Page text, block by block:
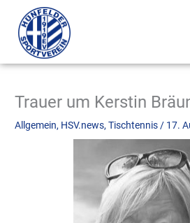
Inhalt
springen
Trauer um Kerstin
Allgemein, HSV.news,Tischtennis / 17.